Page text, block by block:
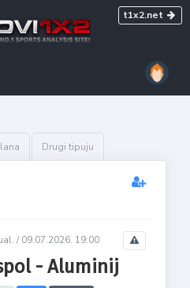
t1x2.net
Drugi tipuju
/ 09.07.2026. 19:00
- Aluminij